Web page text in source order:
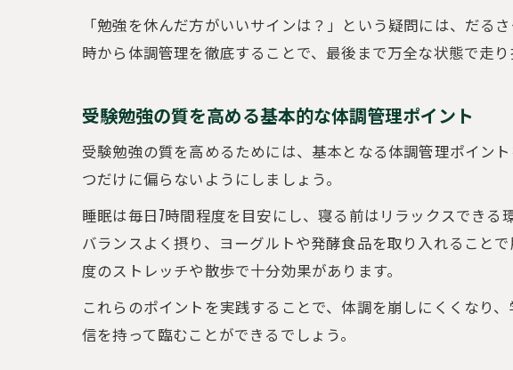
「勉強を休んだ方がいいサインは？」という疑問には、だる
時から体調管理を徹底することで、最後まで万全な状態で走り
受験勉強の質を高める基本的な体調管理ポイント
受験勉強の質を高めるためには、基本となる体調管理ポイン
つだけに偏らないようにしましょう。
睡眠は毎日7時間程度を目安にし、寝る前はリラックスでき
バランスよく摂り、ヨーグルトや発酵食品を取り入れること
度のストレッチや散歩で十分効果があります。
これらのポイントを実践することで、体調を崩しにくくなり
信を持って臨むことができるでしょう。